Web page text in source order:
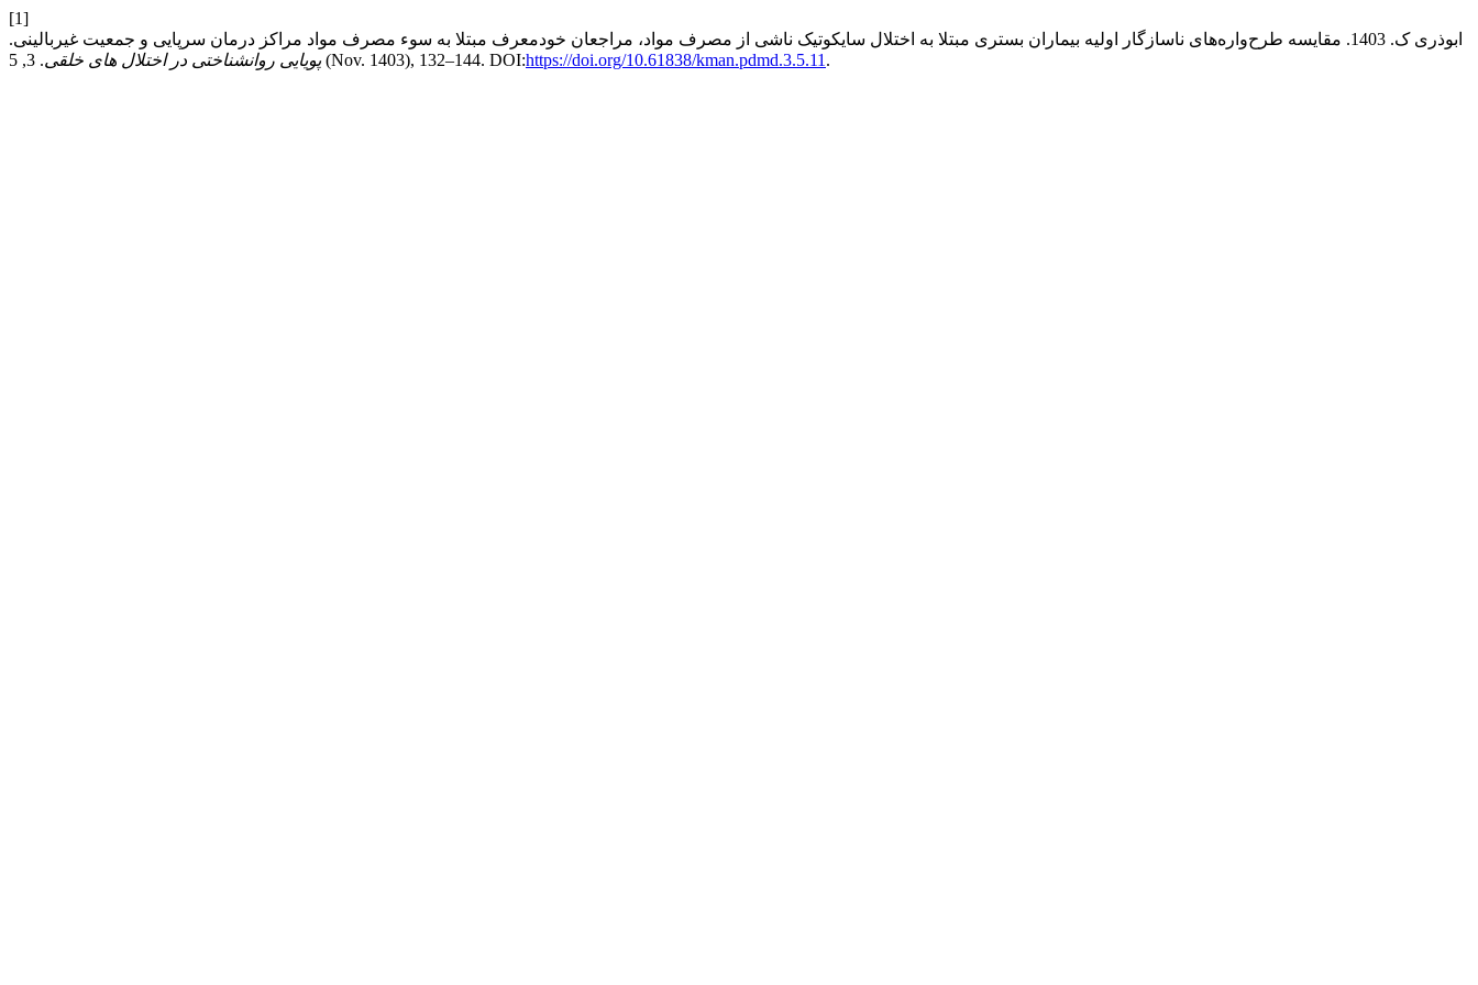
[1]
ابوذری ک. 1403. مقایسه‌ طرح‌واره‌های ناسازگار‌ اولیه‌ بیماران بستری مبتلا به اختلال سایکوتیک ناشی از مصرف مواد، مراجعان خودمعرف مبتلا به سوء مصرف مواد مراکز درمان سرپایی و جمعیت غیربالینی.
پویایی روانشناختی در اختلال های خلقی. 3, 5 (Nov. 1403), 132–144. DOI:https://doi.org/10.61838/kman.pdmd.3.5.11 .